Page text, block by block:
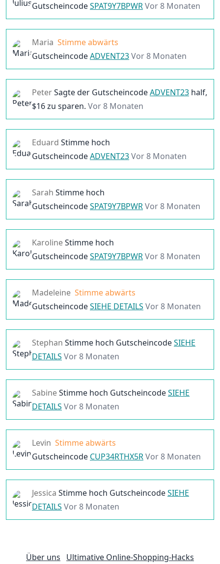
GutscheincodeSPAT9Y7BPWRVor 8 Monaten
Maria Stimme abwärts
GutscheincodeADVENT23Vor 8 Monaten
PeterSagte der GutscheincodeADVENT23 half,
$16zu sparen. Vor 8 Monaten
Eduard Stimme hoch
GutscheincodeADVENT23Vor 8 Monaten
Sarah Stimme hoch
GutscheincodeSPAT9Y7BPWRVor 8 Monaten
KarolineStimme hoch
GutscheincodeSPAT9Y7BPWRVor 8 Monaten
Madeleine Stimme abwärts
GutscheincodeSIEHE DETAILS Vor 8 Monaten
Stephan Stimme hoch GutscheincodeSIEHE
DETAILS Vor 8 Monaten
SabineStimme hoch GutscheincodeSIEHE
DETAILS Vor 8 Monaten
Levin Stimme abwärts
Gutscheincode CUP34RTHX5RVor 8 Monaten
Jessica Stimme hoch GutscheincodeSIEHE
DETAILS Vor 8 Monaten
Über uns Ultimative Online-Shopping-Hacks